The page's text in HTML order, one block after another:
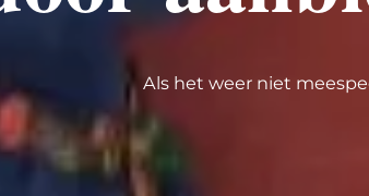
Als het weer niet